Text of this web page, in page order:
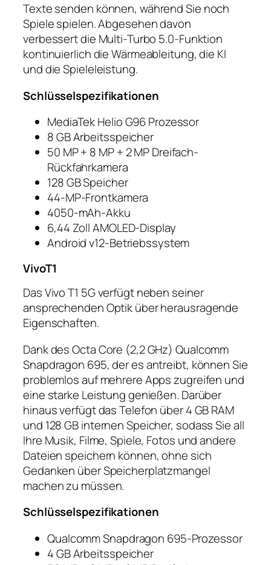
Texte senden können, während Sie noch
Spiele spielen. Abgesehen davon
verbessert die Multi-Turbo 5.0-Funktion
kontinuierlich die Wärmeableitung, die KI
und die Spieleleistung.
Schlüsselspezifikationen
MediaTek Helio G96 Prozessor
8 GB Arbeitsspeicher
50 MP + 8 MP + 2 MP Dreifach-
Rückfahrkamera
128 GB Speicher
44-MP-Frontkamera
4050-mAh-Akku
6,44 Zoll AMOLED-Display
Android v12-Betriebssystem
VivoT1
Das Vivo T1 5G verfügt neben seiner
ansprechenden Optik über herausragende
Eigenschaften.
Dank des Octa Core (2,2 GHz) Qualcomm
Snapdragon 695, der es antreibt, können Sie
problemlos auf mehrere Apps zugreifen und
eine starke Leistung genießen. Darüber
hinaus verfügt das Telefon über 4 GB RAM
und 128 GB internen Speicher, sodass Sie all
Ihre Musik, Filme, Spiele, Fotos und andere
Dateien speichern können, ohne sich
Gedanken über Speicherplatzmangel
machen zu müssen.
Schlüsselspezifikationen
Qualcomm Snapdragon 695-Prozessor
4 GB Arbeitsspeicher